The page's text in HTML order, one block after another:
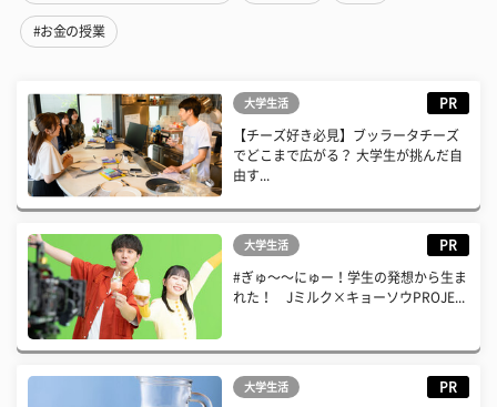
#お金の授業
大学生活 PR
【チーズ好き必見】ブッラータチーズ
でどこまで広がる？ 大学生が挑んだ自
由す...
大学生活 PR
#ぎゅ〜〜にゅー！学生の発想から生ま
れた！ Jミルク×キョーソウPROJE...
大学生活 PR